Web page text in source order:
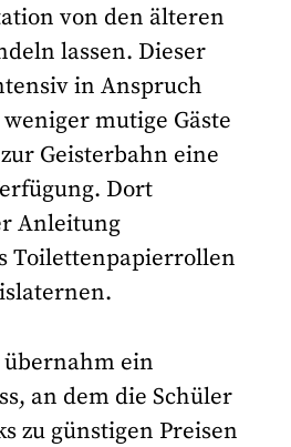
von den älteren
lassen. Dieser
in Anspruch
mutige Gäste
Geisterbahn eine
Dort
Anleitung
Toilettenpapierrollen
ein
an dem die Schüler
zu günstigen Preisen